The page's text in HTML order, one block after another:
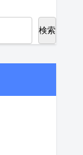
検索